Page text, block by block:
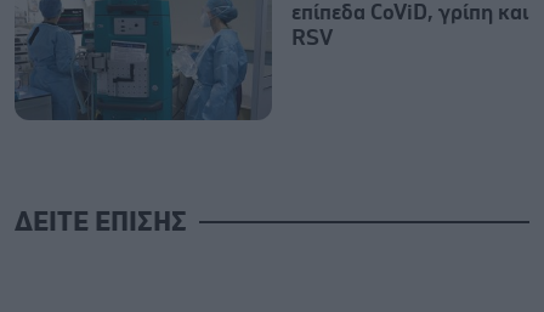
επίπεδα CoViD, γρίπη και
RSV
ΔΕΙΤΕ ΕΠΙΣΗΣ